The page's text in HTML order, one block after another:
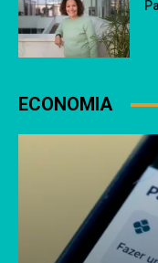
ECONOMIA